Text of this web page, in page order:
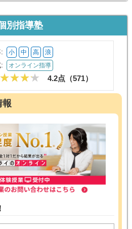
別指導塾
小 中 高 浪
オンライン指導
4.2点（571）
報